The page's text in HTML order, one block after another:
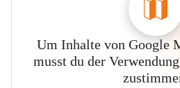
Um Inhalte von Google
musst du der